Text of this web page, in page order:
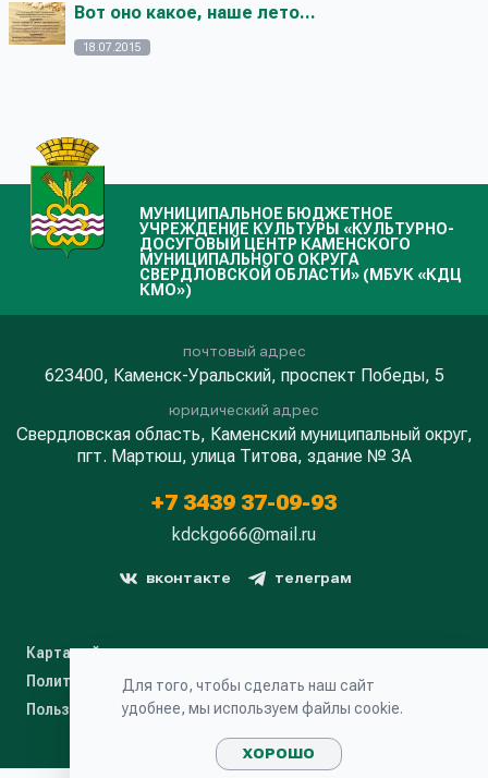
Вот оно какое, наше лето...
18.07.2015
МУНИЦИПАЛЬНОЕ БЮДЖЕТНОЕ
УЧРЕЖДЕНИЕ КУЛЬТУРЫ «КУЛЬТУРНО-
ДОСУГОВЫЙ ЦЕНТР КАМЕНСКОГО
МУНИЦИПАЛЬНОГО ОКРУГА
СВЕРДЛОВСКОЙ ОБЛАСТИ» (МБУК «КДЦ
КМО»)
почтовый адрес
623400, Каменск-Уральский, проспект Победы, 5
юридический адрес
Свердловская область, Каменский муниципальный округ,
пгт. Мартюш, улица Титова, здание № 3А
+7 3439 37-09-93
kdckgo66@mail.ru
вконтакте телеграм
Карта сайта
Политика конфиденциальности
Пользовательское соглашение
Для того, чтобы сделать наш сайт
удобнее, мы используем файлы cookie.
ХОРОШО